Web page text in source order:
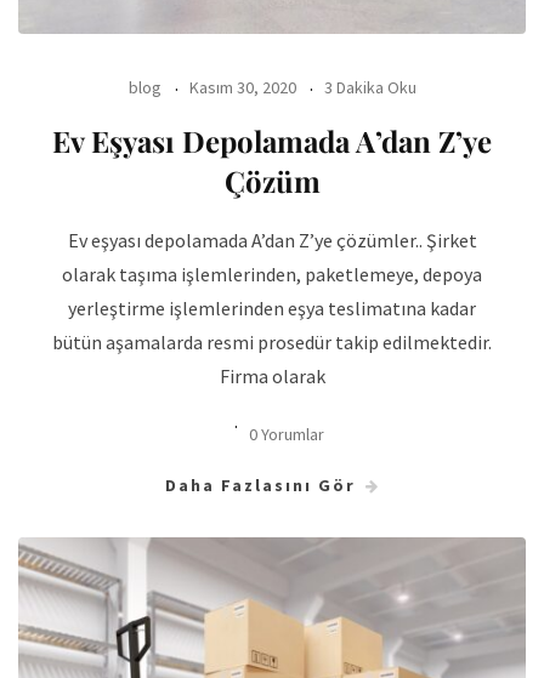
blog Kasım 30, 2020 3 Dakika Oku
Ev Eşyası Depolamada A’dan Z’ye
Çözüm
Ev eşyası depolamada A’dan Z’ye çözümler.. Şirket
olarak taşıma işlemlerinden, paketlemeye, depoya
yerleştirme işlemlerinden eşya teslimatına kadar
bütün aşamalarda resmi prosedür takip edilmektedir.
Firma olarak
0 Yorumlar
Daha Fazlasını Gör